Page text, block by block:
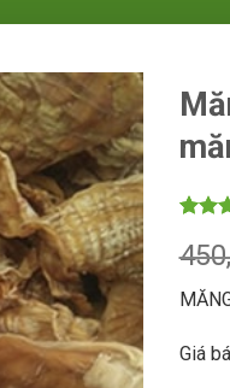
dựa
đánh
Giá